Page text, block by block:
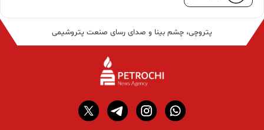
پتروچی، چشم بینا و صدای رسای صنعت پتروشیمی